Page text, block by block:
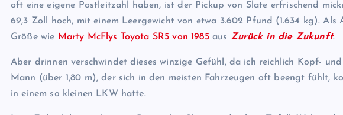
oft eine eigene Postleitzahl haben, ist der Pickup von Slate erfrischend
69,3 Zoll hoch, mit einem Leergewicht von etwa 3.602 Pfund (1.634 kg).
Größe wie Marty McFlys Toyota SR5 von 1985aus Zurück in die Zukunft.
Aber drinnen verschwindet dieses winzige Gefühl, da ich reichlich Kopf-
Mann (über 1,80 m), der sich in den meisten Fahrzeugen oft beengt fühlt,
in einem so kleinen LKW hatte.